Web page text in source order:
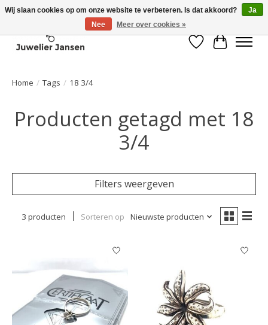
Verlanglijst
Home / Tags / 18 3/4
Producten getagd met 18
3/4
Filters weergeven
3 producten Sorteren op Nieuwste producten
Wij slaan cookies op om onze website te verbeteren. Is dat akkoord?
Ja
Nee
Meer over cookies »